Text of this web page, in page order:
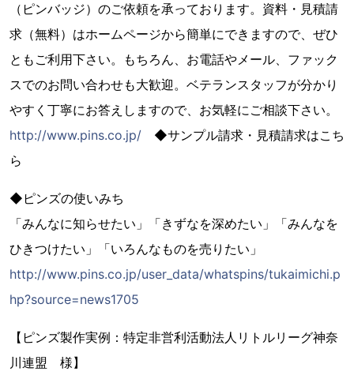
（ピンバッジ）のご依頼を承っております。資料・見積請
求（無料）はホームページから簡単にできますので、ぜひ
ともご利用下さい。もちろん、お電話やメール、ファック
スでのお問い合わせも大歓迎。ベテランスタッフが分かり
やすく丁寧にお答えしますので、お気軽にご相談下さい。
http://www.pins.co.jp/ ◆サンプル請求・見積請求はこち
ら
◆ピンズの使いみち
「みんなに知らせたい」「きずなを深めたい」「みんなを
ひきつけたい」「いろんなものを売りたい」
http://www.pins.co.jp/user_data/whatspins/tukaimichi.p
hp?source=news1705
【ピンズ製作実例：特定非営利活動法人リトルリーグ神奈
川連盟 様】